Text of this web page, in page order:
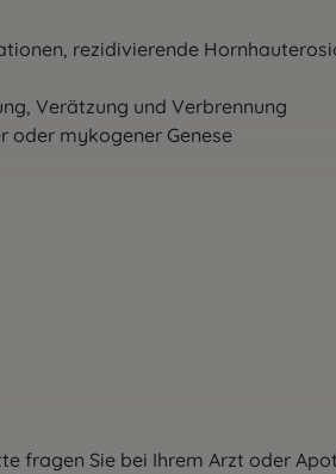
rezidivierende
Verätzung und Verbrennung
oder mykogener Genese
fragen Sie bei Ihrem Arzt oder